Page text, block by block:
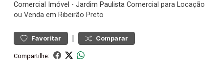
Comercial Imóvel - Jardim Paulista Comercial para Locação
ou Venda em Ribeirão Preto
Favoritar | Comparar
Compartilhe: